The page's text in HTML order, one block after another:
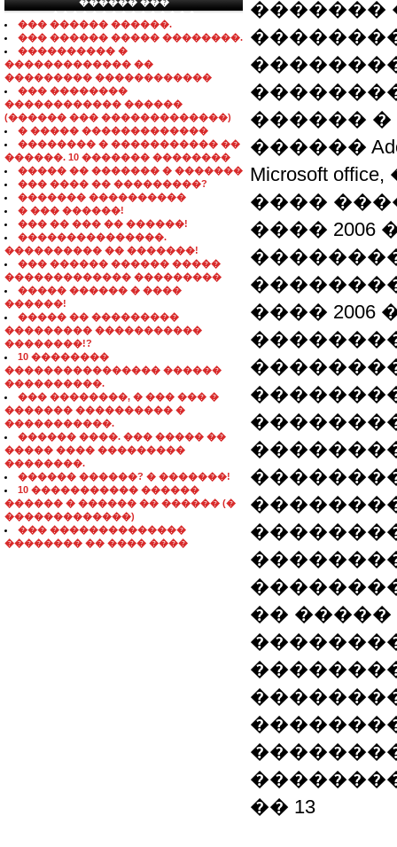
���������������
��� ������ ������.
��� ������ ����� ��������.
���������� �
������������� ��
��������� ������������
��� ��������
������������ ������
(������ ��� �������������)
� ����� �������������
�������� � ����������� ��
������. 10 ������� ��������
����� �� ������� � �������
��� ���� �� ���������?
������� ����������
� ��� ������!
��� �� ��� �� ������!
���������������.
���������� �� �������!
��� ������ ������ �����
������������� ���������
����� ������ � ����
������!
����� �� ���������
��������� �����������
��������!?
10 ��������
���������������� ������
����������.
��� ��������, � ��� ��� �
������� ���������� �
�����������.
������ ����. ��� ����� ��
����� ���� ���������
��������.
������ ������? � �������!
10 ����������� ������
������ � ������ �� ������ (�
�������������)
��� ��������������
�������� �� ���� ����
�������
������ �
������
Microsoft
����
���� 2006
���� 2006
��������
��
�� 13